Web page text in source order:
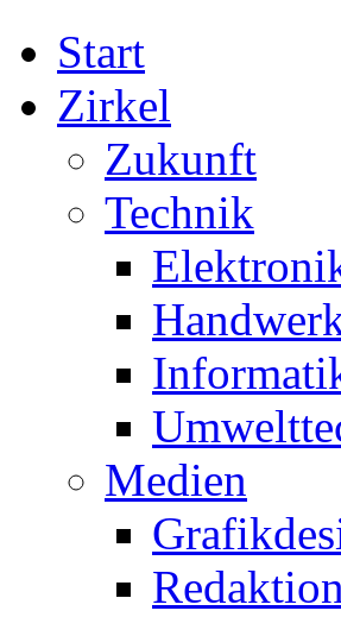
Start
Zirkel
Zukunft
Technik
Medien
Redaktion